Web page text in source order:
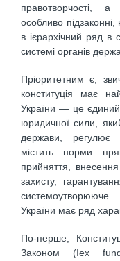
правотворчості, а
особливо
в ієрархічний ряд в
системі органів
Пріоритетним є,
конституція має
України — це
юридичної сили,
держави, регулює
містить норми
прийняття,
захисту,
України має ряд
По-перше,
Законом (Іех